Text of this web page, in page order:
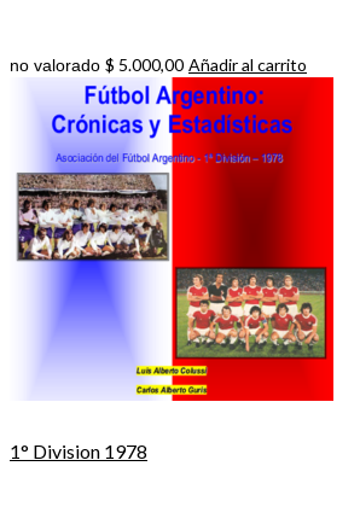
no valorado $ 5.000,00 Añadir al carrito
1° Division 1978